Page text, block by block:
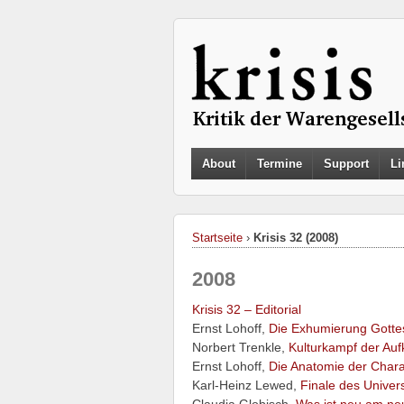
About Termine Support
Startseite › Krisis 32 (2008)
2008
Krisis 32 – Editorial
Ernst Lohoff, Die Exhumierung
Norbert Trenkle, Kulturkampf der
Ernst Lohoff, Die Anatomie der
Karl-Heinz Lewed, Finale des